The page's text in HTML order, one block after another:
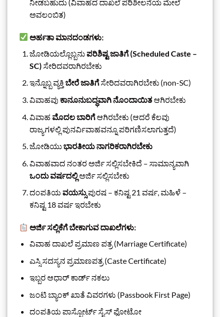
ನೀಡಬಹುದು (ವಿವಾಹದ ದಾಖಲೆ ಪರಿಶೀಲನೆಯ ಮೇಲೆ
ಅವಲಂಬಿತ)
ಅರ್ಹತಾ ಮಾನದಂಡಗಳು:
ಜೋಡಿಯಲ್ಲೊಬ್ಬನು ಪರಿಶಿಷ್ಟ ಜಾತಿಗೆ (Scheduled Caste –
SC) ಸೇರಿದವರಾಗಿರಬೇಕು
ಇನ್ನೊಬ್ಬ ವ್ಯಕ್ತಿಬೇರೆ ಜಾತಿಗೆಸೇರಿದವರಾಗಿರಬೇಕು (non-SC)
ವಿವಾಹವು ಕಾನೂನುಬದ್ಧವಾಗಿ ನೊಂದಾಯಿತಆಗಿರಬೇಕು
ವಿವಾಹ ಮೊದಲ ಬಾರಿಗೆಆಗಿರಬೇಕು (ಆದರೆ ಕೆಲವು
ರಾಜ್ಯಗಳಲ್ಲಿ ಪುನರ್ವಿವಾಹವನ್ನೂ ಪರಿಗಣಿಸಲಾಗುತ್ತದೆ)
ಜೋಡಿಯುಭಾರತೀಯ ನಾಗರಿಕರಾಗಿರಬೇಕು
ವಿವಾಹವಾದ ನಂತರ ಅರ್ಜಿ ಸಲ್ಲಿಸಬೇಕಿದೆ – ಸಾಮಾನ್ಯವಾಗಿ
ಒಂದು ವರ್ಷದಲ್ಲಿಅರ್ಜಿ ಸಲ್ಲಿಸಬೇಕು
ದಂಪತಿಯ ವಯಸ್ಸುಪುರಷ – ಕನಿಷ್ಟ 21 ವರ್ಷ, ಮಹಿಳೆ –
ಕನಿಷ್ಟ 18 ವರ್ಷ ಇರಬೇಕು
ಅರ್ಜಿ ಸಲ್ಲಿಕೆಗೆ ಬೇಕಾಗುವ ದಾಖಲೆಗಳು:
ವಿವಾಹ ದಾಖಲೆ ಪ್ರಮಾಣ ಪತ್ರ (Marriage Certificate)
ಎಸ್ಸಿ ಸದಸ್ಯನ ಪ್ರಮಾಣಪತ್ರ (Caste Certificate)
ಇಬ್ಬರ ಆಧಾರ್ ಕಾರ್ಡ್ ನಕಲು
ಜಂಟಿ ಬ್ಯಾಂಕ್ ಖಾತೆ ವಿವರಗಳು (Passbook First Page)
ದಂಪತಿಯ ಪಾಸ್ಪೋರ್ಟ್ ಸೈಸ್ ಫೋಟೋ